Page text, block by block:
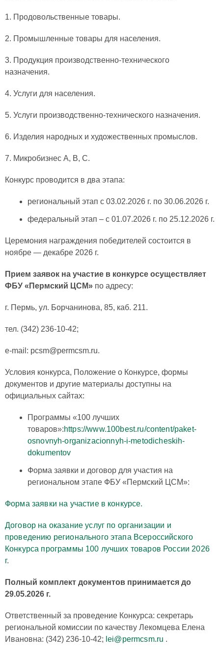
1. Продовольственные товары.
2. Промышленные товары для населения.
3. Продукция производственно-технического
назначения.
4. Услуги для населения.
5. Услуги производственно-технического назначения.
6. Изделия народных и художественных промыслов.
7. Микробизнес А, В, С.
Конкурс проводится в два этапа:
региональный этап с 03.02.2026 г. по 30.06.2026 г.
федеральный этап – с 01.07.2026 г. по 25.12.2026 г.
Церемония награждения победителей состоится в
ноябре — декабре 2026 г.
Прием заявок на участие в конкурсе осуществляет
ФБУ «Пермский ЦСМ» по адресу:
г. Пермь, ул. Борчанинова, 85, каб. 211.
тел. (342) 236-10-42;
e-mail: pcsm@permcsm.ru.
Условия конкурса, Положение о Конкурсе, формы
документов и другие материалы доступны на
официальных сайтах:
Программы «100 лучших
товаров»:https://www.100best.ru/content/paket-
osnovnyh-organizacionnyh-i-metodicheskih-
dokumentov
Форма заявки и договор для участия на
региональном этапе ФБУ «Пермский ЦСМ»:
Форма заявки на участие в конкурсе.
Договор на оказание услуг по организации и
проведению регионального этапа Всероссийского
Конкурса программы 100 лучших товаров России 2026
г.
Полный комплект документов принимается до
29.05.2026 г.
Ответственный за проведение Конкурса: секретарь
региональной комиссии по качеству Лекомцева Елена
Ивановна: (342) 236-10-42; lei@permcsm.ru .